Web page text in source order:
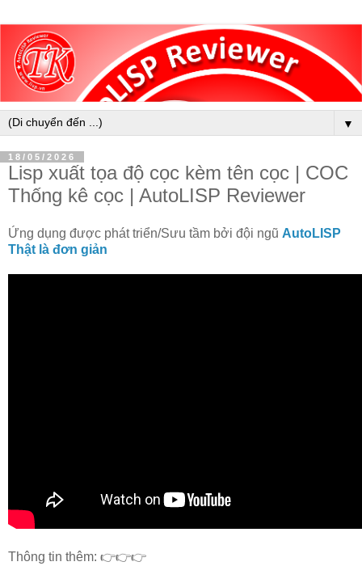
▼
18/05/2026
Lisp xuất tọa độ cọc kèm tên cọc | COC
Thống kê cọc | AutoLISP Reviewer
Ứng dụng được phát triển/Sưu tầm bởi đội ngũ AutoLISP
Thật là đơn giản
Thông tin thêm: 👉👉👉